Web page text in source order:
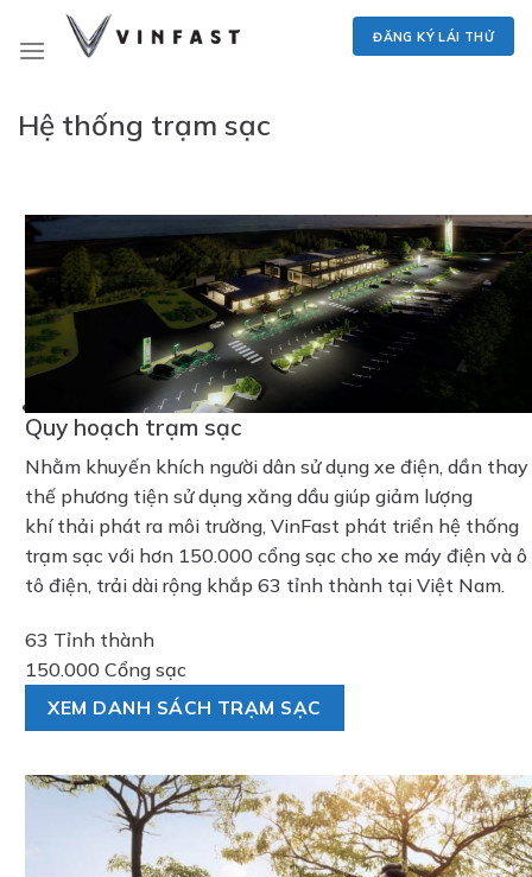
ĐĂNG KÝ LÁI THỬ
Hệ thống trạm sạc
Quy hoạch trạm sạc
Nhằm khuyến khích người dân sử dụng xe điện, dần thay
thế phương tiện sử dụng xăng dầu giúp giảm lượng
khí thải phát ra môi trường, VinFast phát triển hệ thống
trạm sạc với hơn 150.000 cổng sạc cho xe máy điện và ô
tô điện, trải dài rộng khắp 63 tỉnh thành tại Việt Nam.
63 Tỉnh thành
150.000 Cổng sạc
XEM DANH SÁCH TRẠM SẠC